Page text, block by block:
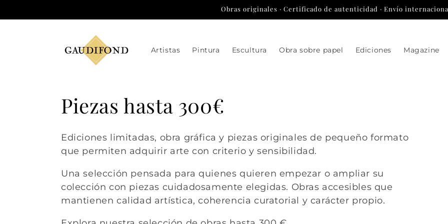
al contenido
Obras originales · Certificado de autenticidad · Envío
Artistas Pintura Escultura Obra sobre papel Ediciones Magazine
C
o
l
e
c
Piezas hasta 300€
Ediciones limitadas, obra gráfica y piezas originales de pequeño formato
que permiten adquirir arte con criterio y sensibilidad.
Una selección pensada para quienes quieren empezar o ampliar su
colección con piezas cuidadosamente elegidas. Obras accesibles que
mantienen calidad artística, coherencia curatorial y carácter propio.